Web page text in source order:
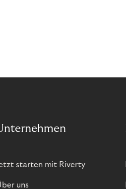
starten mit Riverty
uns